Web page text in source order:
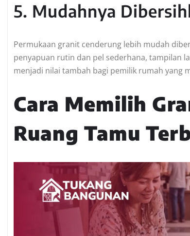
5. Mudahnya
Permukaan granit cenderung lebih mudah
penyapuan rutin dan pel sederhana, tampilan
menjadi nilai tambah bagi pemilik rumah yang
Cara Memilih
Ruang Tamu